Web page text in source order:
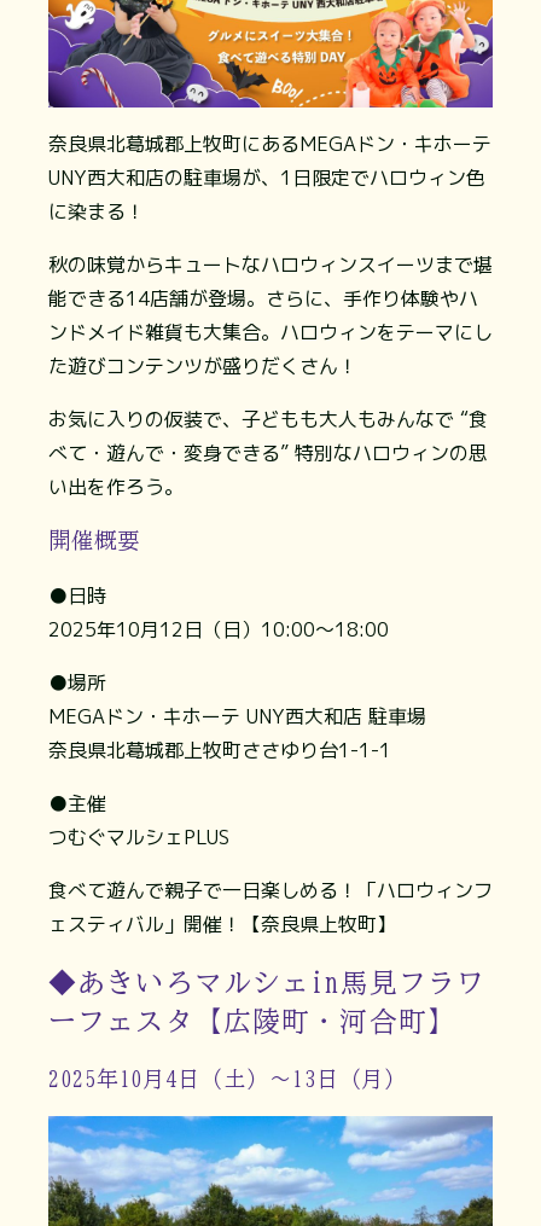
奈良県北葛城郡上牧町にあるMEGAドン・キホーテ
UNY西大和店の駐車場が、1日限定でハロウィン色
に染まる！
秋の味覚からキュートなハロウィンスイーツまで堪
能できる14店舗が登場。さらに、手作り体験やハ
ンドメイド雑貨も大集合。ハロウィンをテーマにし
た遊びコンテンツが盛りだくさん！
お気に入りの仮装で、子どもも大人もみんなで “食
べて・遊んで・変身できる” 特別なハロウィンの思
い出を作ろう。
開催概要
●日時
2025年10月12日（日）10:00〜18:00
●場所
MEGAドン・キホーテ UNY西大和店 駐車場
奈良県北葛城郡上牧町ささゆり台1-1-1
●主催
つむぐマルシェPLUS
食べて遊んで親子で一日楽しめる！「ハロウィンフ
ェスティバル」開催！【奈良県上牧町】
◆あきいろマルシェin馬見フラワ
ーフェスタ【広陵町・河合町】
2025年10月4日（土）～13日（月）